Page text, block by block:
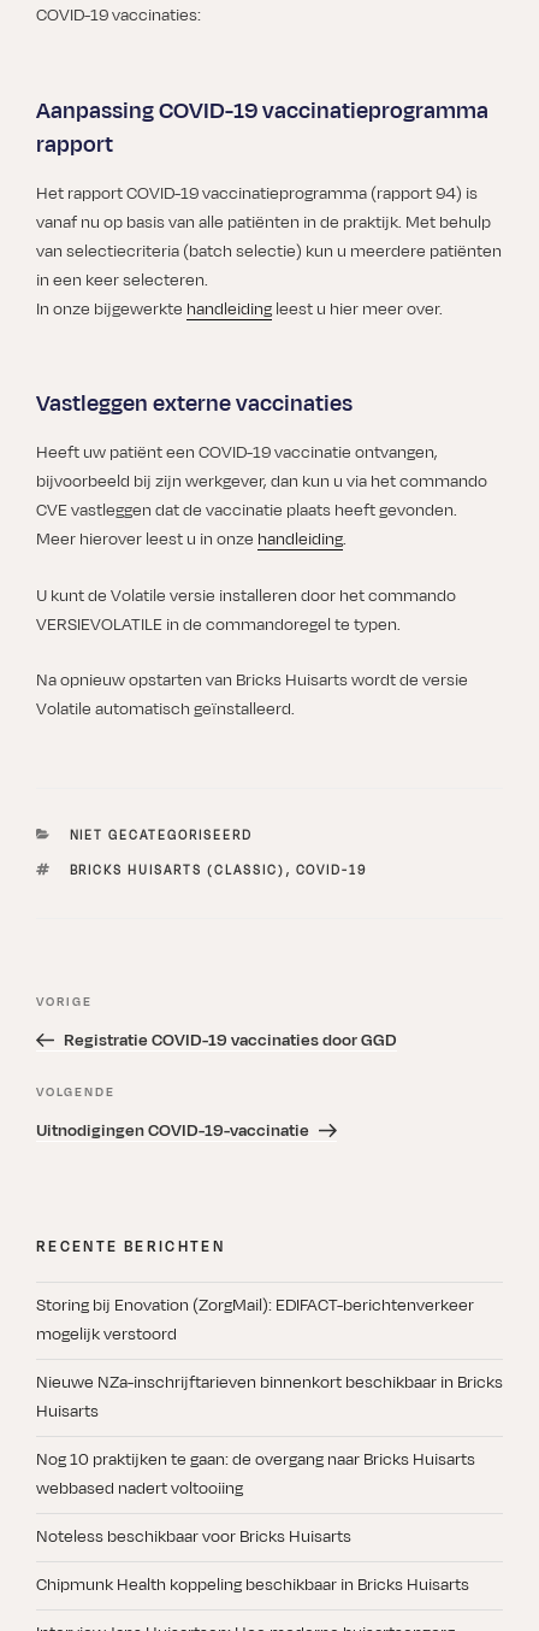
COVID-19 vaccinaties:
Aanpassing COVID-19 vaccinatieprogramma
rapport
Het rapport COVID-19 vaccinatieprogramma (rapport 94) is
vanaf nu op basis van alle patiënten in de praktijk. Met behulp
van selectiecriteria (batch selectie) kun u meerdere patiënten
in een keer selecteren.
In onze bijgewerkte handleiding leest u hier meer over.
Vastleggen externe vaccinaties
Heeft uw patiënt een COVID-19 vaccinatie ontvangen,
bijvoorbeeld bij zijn werkgever, dan kun u via het commando
CVE vastleggen dat de vaccinatie plaats heeft gevonden.
Meer hierover leest u in onze handleiding.
U kunt de Volatile versie installeren door het commando
VERSIEVOLATILE in de commandoregel te typen.
Na opnieuw opstarten van Bricks Huisarts wordt de versie
Volatile automatisch geïnstalleerd.
CATEGORIEËN
NIET GECATEGORISEERD
TAGS
BRICKS HUISARTS (CLASSIC) , COVID-19
Vorig
bericht
VORIGE
Registratie COVID-19 vaccinaties door GGD
Volgend
bericht
VOLGENDE
Uitnodigingen COVID-19-vaccinatie
RECENTE BERICHTEN
Storing bij Enovation (ZorgMail): EDIFACT-berichtenverkeer
mogelijk verstoord
Nieuwe NZa-inschrijftarieven binnenkort beschikbaar in Bricks
Huisarts
Nog 10 praktijken te gaan: de overgang naar Bricks Huisarts
webbased nadert voltooiing
Noteless beschikbaar voor Bricks Huisarts
Chipmunk Health koppeling beschikbaar in Bricks Huisarts